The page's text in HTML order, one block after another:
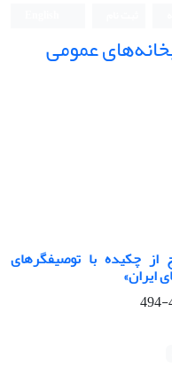
عمومی
از چکیده با توصیفگرهای
ایران»